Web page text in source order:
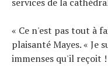
« Ce n'est pas tout à
plaisanté Mayes. « Je
immenses qu'il reçoit !